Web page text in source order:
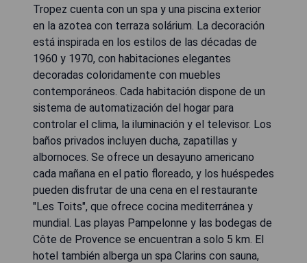
Tropez cuenta con un spa y una piscina exterior
en la azotea con terraza solárium. La decoración
está inspirada en los estilos de las décadas de
1960 y 1970, con habitaciones elegantes
decoradas coloridamente con muebles
contemporáneos. Cada habitación dispone de un
sistema de automatización del hogar para
controlar el clima, la iluminación y el televisor. Los
baños privados incluyen ducha, zapatillas y
albornoces. Se ofrece un desayuno americano
cada mañana en el patio floreado, y los huéspedes
pueden disfrutar de una cena en el restaurante
"Les Toits", que ofrece cocina mediterránea y
mundial. Las playas Pampelonne y las bodegas de
Côte de Provence se encuentran a solo 5 km. El
hotel también alberga un spa Clarins con sauna,